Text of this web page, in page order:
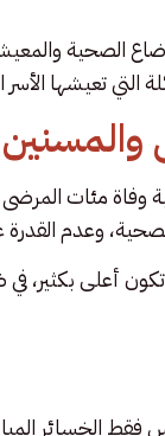
الصحية
التي تعيشها
والمسنين
مئات المرضى
وعدم
أعلى
فقط الخسائر